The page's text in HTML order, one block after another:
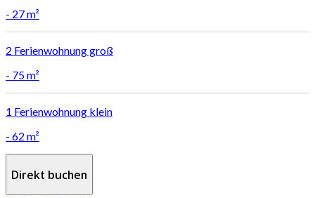
- 27 m²
2 Ferienwohnung groß
- 75 m²
1 Ferienwohnung klein
- 62 m²
Direkt buchen